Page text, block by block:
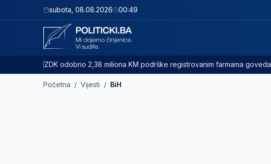
subota 08.08.2026 00:49
ZDK odobrio 2,38 miliona KM podrške registrovanim farmama goveda
Početna / Vijesti / BiH